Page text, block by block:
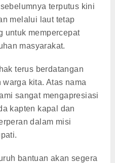
terputus kini
melalui laut tetap
untuk mempercepat
masyarakat.
terus berdatangan
kita. Atas nama
sangat mengapresiasi
kapten kapal dan
dalam misi
bantuan akan segera